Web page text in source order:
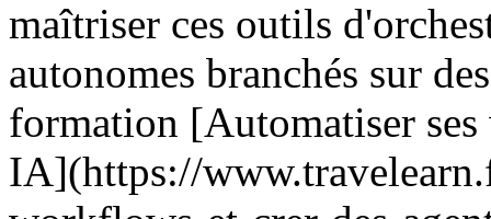
maîtriser ces outils
autonomes branchés sur
formation [Automatiser
IA](https://